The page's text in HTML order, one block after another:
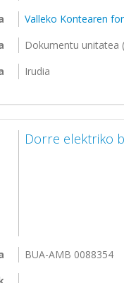
Valleko Kontearen
Dokumentu unitatea
Irudia
Dorre elektriko
BUA-AMB 0088354